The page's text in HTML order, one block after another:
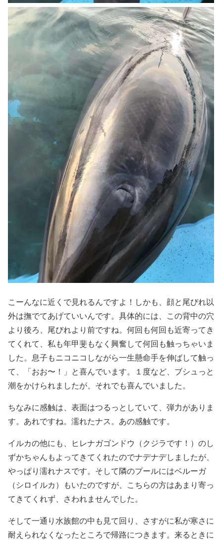
こーんなに近くで見れるんですよ！しかも、顔と尾びれ以
外は撫でてあげていいんです。具体的には、この背中の穴
より後ろ、尾びれより前ですね。何回も何回も近寄ってき
てくれて、私も年甲斐もなく興奮して何回も触っちゃいま
した。息子もニコニコしながら一生懸命手を伸ばして触っ
て、「おお〜！」と喜んでいます。１度など、ブシュっと
潮をかけられましたが、それでも喜んでいました。
ちなみに感触は、表面はつるっとしていて、弾力がありま
す。あれですね。濡れたナス。あの感触です。
イルカの他にも、ヒレナガゴンドウ（クジラです！）のし
ずかちゃんもよってきてくれたのでナデナデしましたが、
やっぱり濡れナスです。そして隣のプールにはベルーガ
（シロイルカ）もいたのですが、こちらの方はあまり寄っ
てきてくれず、さわれませんでした。
そして一通り水族館の中も見て回り、さすがに私が寒さに
耐えられなくなったところで帰路につきます。来るときに